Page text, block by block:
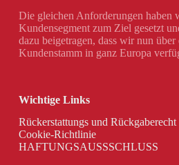
Die gleichen Anforderungen haben
Kundensegment zum Ziel gesetzt
dazu beigetragen, dass wir nun
Kundenstamm in ganz Europa
Wichtige Links
Rückerstattungs und Rückgaberecht
Cookie-Richtlinie
HAFTUNGSAUSSSCHLUSS